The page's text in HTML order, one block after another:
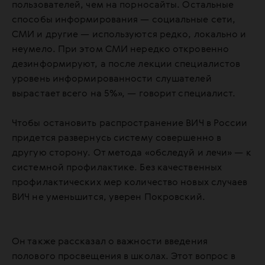
пользователей, чем на порносайты. Остальные
способы информирования — социальные сети,
СМИ и другие — используются редко, локально и
неумело. При этом СМИ нередко откровенно
дезинформируют, а после лекции специалистов
уровень информированности слушателей
вырастает всего на 5%», — говорит специалист.
Чтобы остановить распространение ВИЧ в России
придется развернусь систему совершенно в
другую сторону. От метода «обследуй и лечи» — к
системной профилактике. Без качественных
профилактических мер количество новых случаев
ВИЧ не уменьшится, уверен Покровский.
Он также рассказал о важности введения
полового просвещения в школах. Этот вопрос в